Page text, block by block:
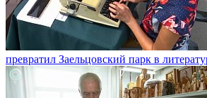
превратил Заельцовский парк в